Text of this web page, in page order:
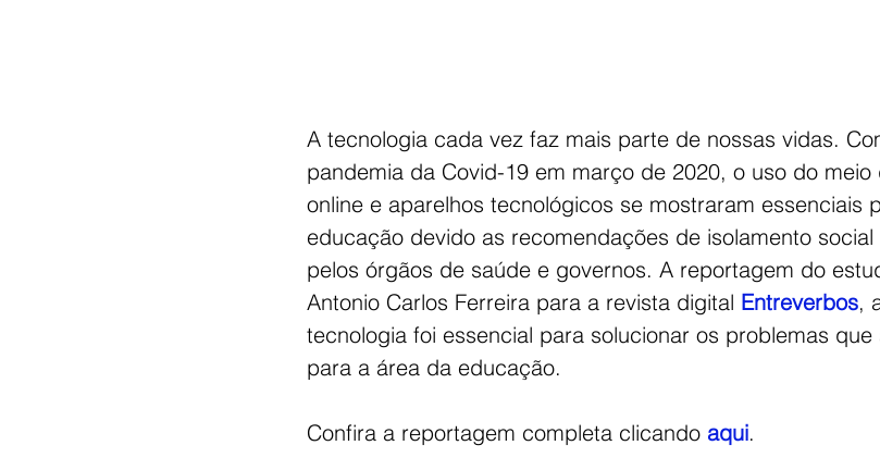
A tecnologia cada vez faz mais parte de nossas vidas.
pandemia da Covid-19 em março de 2020, o uso do
online e aparelhos tecnológicos se mostraram essenciais
educação devido as recomendações de isolamento
pelos órgãos de saúde e governos. A reportagem do
Antonio Carlos Ferreira para a revista digital Entreverbos,
tecnologia foi essencial para solucionar os problemas
para a área da educação.
Confira a reportagem completa clicando aqui.